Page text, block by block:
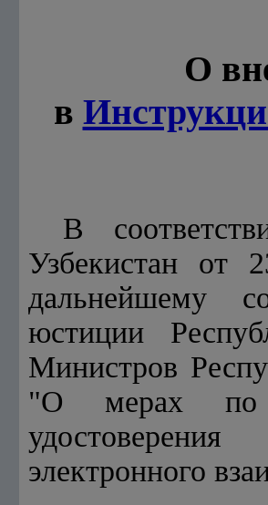
О
в
В
Узбекистан
дальнейшему
юстиции
Министров
"О мерах по
электронного